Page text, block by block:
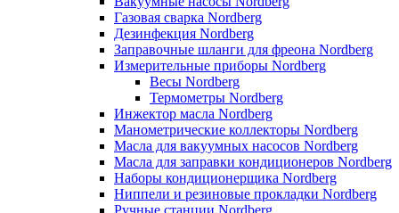
Газовая сварка Nordberg
Дезинфекция Nordberg
Заправочные шланги для фреона Nordberg
Измерительные приборы Nordberg
Весы Nordberg
Термометры Nordberg
Инжектор масла Nordberg
Манометрические коллекторы Nordberg
Масла для вакуумных насосов Nordberg
Масла для заправки кондиционеров Nordberg
Наборы кондиционерщика Nordberg
Ниппели и резиновые прокладки Nordberg
Ручные станции Nordberg